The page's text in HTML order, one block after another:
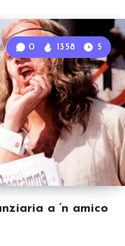
0 1358 5
a ‘n amico